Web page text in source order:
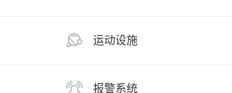
运动设施
报警系统